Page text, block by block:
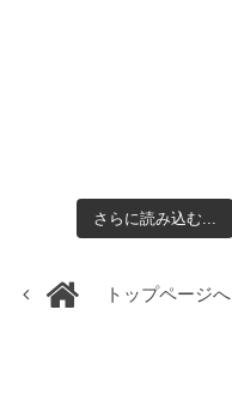
さらに読み込む...
トップページへ